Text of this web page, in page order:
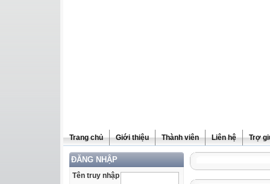
Trang chủ Giới thiệu Thành viên Liên hệ Trợ
ĐĂNG NHẬP
Tên truy nhập